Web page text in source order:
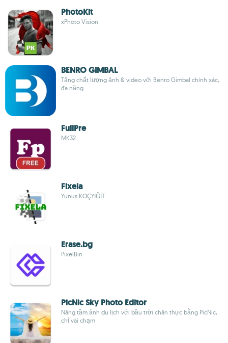
PhotoKit
xPhoto Vision
BENRO GIMBAL
Tăng chất lượng ảnh & video với Benro Gimbal chính xác,
đa năng
FullPre
MK32
Fixela
Yunus KOÇYİĞİT
Erase.bg
PixelBin
PicNic Sky Photo Editor
Nâng tầm ảnh du lịch với bầu trời chân thực bằng PicNic,
chỉ vài chạm